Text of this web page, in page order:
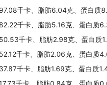
千卡、脂肪6.04克、蛋白质
千卡、脂肪5.16克、蛋白质
千卡、脂肪2.98克、蛋白质
千卡、脂肪2.06克、蛋白质
千卡、脂肪1.69克、蛋白质
千卡、脂肪0.84克、蛋白质